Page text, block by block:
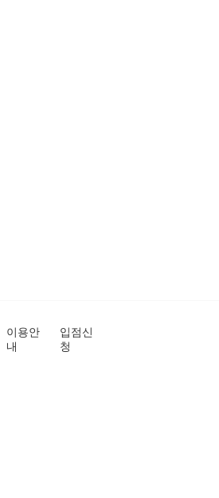
이용안
내
입점신
청